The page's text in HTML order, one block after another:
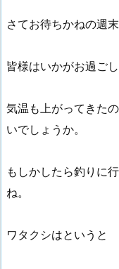
さてお待ちかねの週
皆様はいかがお過ごし
気温も上がってきた
いでしょうか。
もしかしたら釣りに
ね。
ワタクシはというと